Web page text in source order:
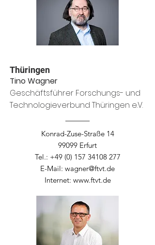
Thüringen
Tino Wagner
Geschäftsführer Forschungs- und
Technologieverbund Thüringen e.V.
Konrad-Zuse-Straße 14
99099 Erfurt
Tel.: +49 (0) 157 34108 277
E-Mail: wagner@ftvt.de
Internet: www.ftvt.de